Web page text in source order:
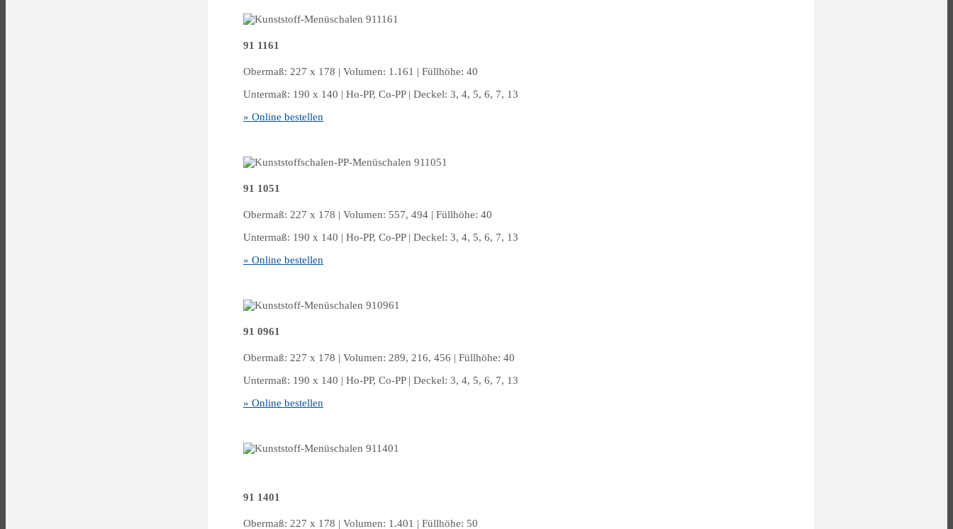
91 1161
Obermaß: 227 x 178 | Volumen: 1.161 | Füllhöhe: 40
Untermaß: 190 x 140 | Ho-PP, Co-PP | Deckel: 3, 4, 5, 6, 7, 13
» Online bestellen
91 1051
Obermaß: 227 x 178 | Volumen: 557, 494 | Füllhöhe: 40
Untermaß: 190 x 140 | Ho-PP, Co-PP | Deckel: 3, 4, 5, 6, 7, 13
» Online bestellen
91 0961
Obermaß: 227 x 178 | Volumen: 289, 216, 456 | Füllhöhe: 40
Untermaß: 190 x 140 | Ho-PP, Co-PP | Deckel: 3, 4, 5, 6, 7, 13
» Online bestellen
91 1401
Obermaß: 227 x 178 | Volumen: 1.401 | Füllhöhe: 50